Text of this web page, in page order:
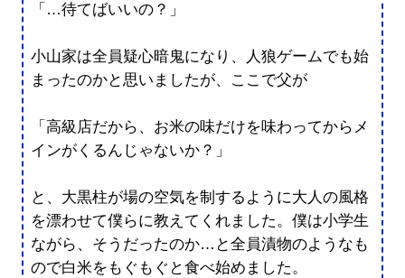
「…待てばいいの？」
小山家は全員疑心暗鬼になり、人狼ゲームでも始
まったのかと思いましたが、ここで父が
「高級店だから、お米の味だけを味わってからメ
インがくるんじゃないか？」
と、大黒柱が場の空気を制するように大人の風格
を漂わせて僕らに教えてくれました。僕は小学生
ながら、そうだったのか…と全員漬物のようなも
ので白米をもぐもぐと食べ始めました。